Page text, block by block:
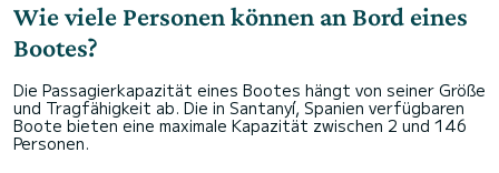
Wie viele Personen können an Bord eines
Bootes?
Die Passagierkapazität eines Bootes hängt von seiner Größe
und Tragfähigkeit ab. Die in Santanyí, Spanien verfügbaren
Boote bieten eine maximale Kapazität zwischen 2 und 146
Personen.